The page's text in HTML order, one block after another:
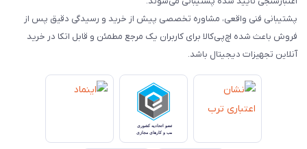
پشتیبانی فنی واقعی، مشاوره تخصصی پیش از خرید و رسیدگی دقیق پس از
فروش باعث شده اچ‌پی‌کالا برای کاربران یک مرجع مطمئن و قابل اتکا در خرید
آنلاین تجهیزات دیجیتال باشد.